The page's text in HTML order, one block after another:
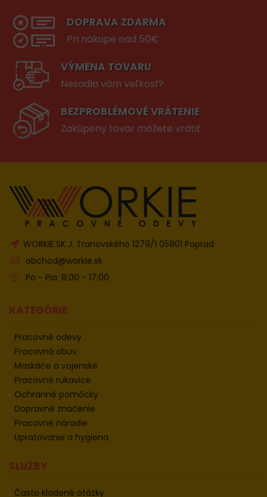
DOPRAVA ZDARMA
Pri nákupe nad 50€
VÝMENA TOVARU
Nesadla vám veľkosť?
BEZPROBLÉMOVÉ VRÁTENIE
Zakúpeny tovar môžete vrátiť
WORKIE.SK J. Tranovského 1279/1 05801 Poprad
obchod@workie.sk
Po - Pia: 8:00 - 17:00
KATEGÓRIE
Pracovné odevy
Pracovná obuv
Maskáče a vojenské
Pracovné rukavice
Ochranné pomôcky
Dopravné značenie
Pracovné náradie
Upratovanie a hygiena
SLUŽBY
Často kladené otázky